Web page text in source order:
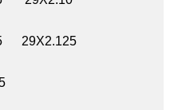
29X2.125